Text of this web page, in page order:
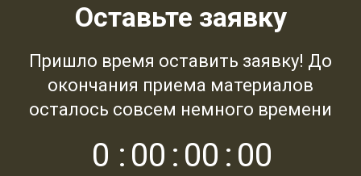
Оставьте заявку
Пришло время оставить заявку! До
окончания приема материалов
осталось совсем немного времени
0 : 00 : 00 : 00